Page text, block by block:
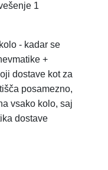
1
- kadar se
+
dostave kot za
posamezno,
vsako kolo, saj
dostave